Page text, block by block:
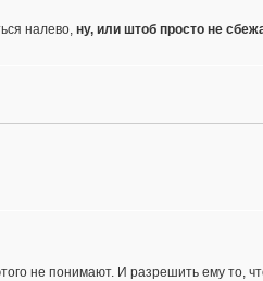
налево, ну, или штоб просто не
не понимают. И разрешить ему то,